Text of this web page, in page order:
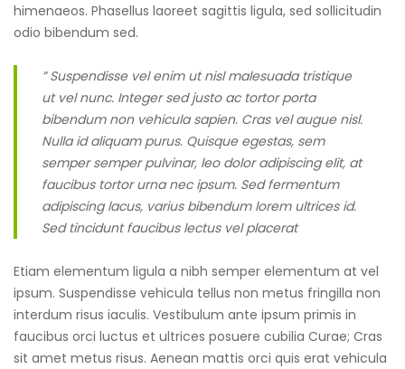
himenaeos. Phasellus laoreet sagittis ligula, sed sollicitudin
odio bibendum sed.
” Suspendisse vel enim ut nisl malesuada tristique
ut vel nunc. Integer sed justo ac tortor porta
bibendum non vehicula sapien. Cras vel augue nisl.
Nulla id aliquam purus. Quisque egestas, sem
semper semper pulvinar, leo dolor adipiscing elit, at
faucibus tortor urna nec ipsum. Sed fermentum
adipiscing lacus, varius bibendum lorem ultrices id.
Sed tincidunt faucibus lectus vel placerat
Etiam elementum ligula a nibh semper elementum at vel
ipsum. Suspendisse vehicula tellus non metus fringilla non
interdum risus iaculis. Vestibulum ante ipsum primis in
faucibus orci luctus et ultrices posuere cubilia Curae; Cras
sit amet metus risus. Aenean mattis orci quis erat vehicula